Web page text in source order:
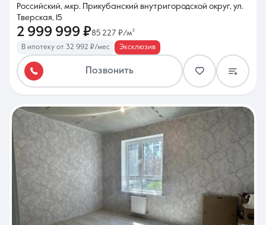
Российский, мкр. Прикубанский внутригородской округ, ул.
Тверская, 15
2 999 999 ₽85 227 ₽/м²
В ипотеку от 32 992 ₽/мес Эксклюзив
Позвонить